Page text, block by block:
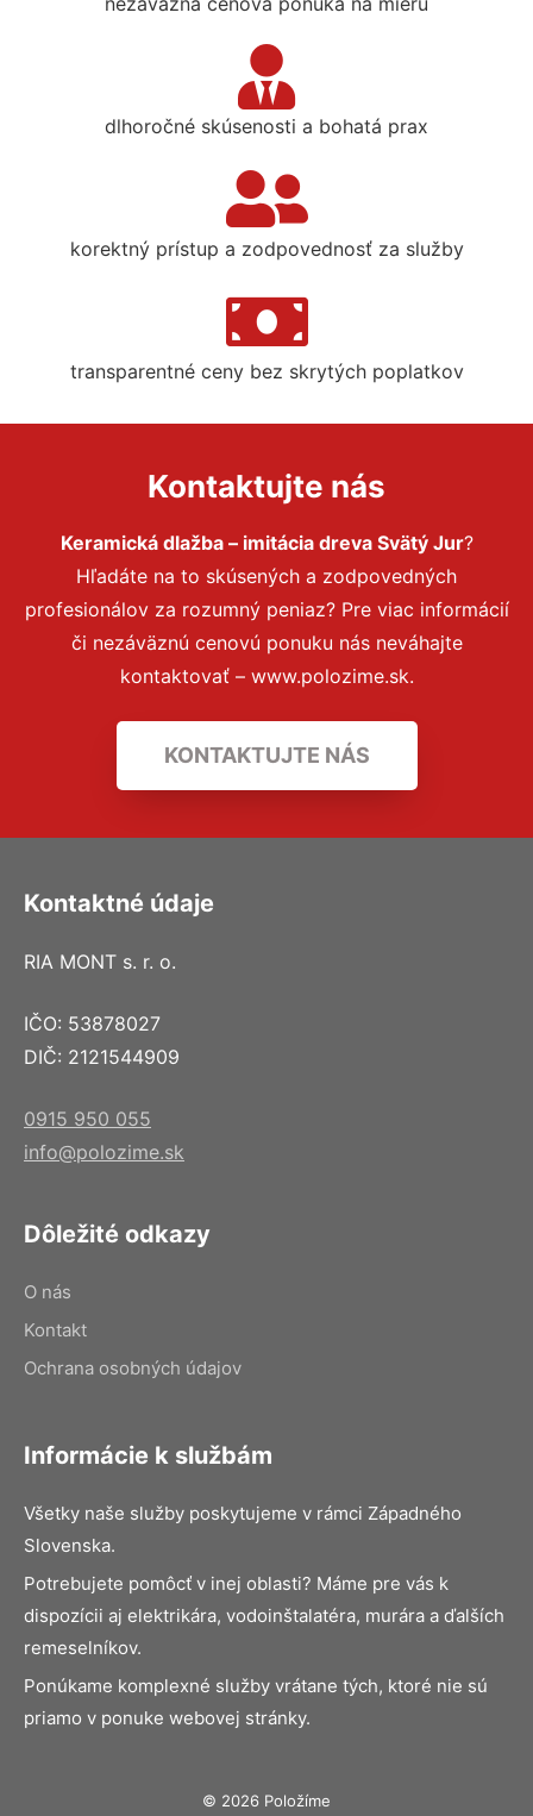
dlhoročné skúsenosti a bohatá prax
korektný prístup a zodpovednosť za služby
transparentné ceny bez skrytých poplatkov
Kontaktujte nás
Keramická dlažba – imitácia dreva Svätý Jur?
Hľadáte na to skúsených a zodpovedných
profesionálov za rozumný peniaz? Pre viac informácií
či nezáväznú cenovú ponuku nás neváhajte
kontaktovať – www.polozime.sk.
KONTAKTUJTE NÁS
Kontaktné údaje
RIA MONT s. r. o.
IČO: 53878027
DIČ: 2121544909
0915 950 055
info@polozime.sk
Dôležité odkazy
O nás
Kontakt
Ochrana osobných údajov
Informácie k službám
Všetky naše služby poskytujeme v rámci Západného
Slovenska.
Potrebujete pomôcť v inej oblasti? Máme pre vás k
dispozícii aj elektrikára, vodoinštalatéra, murára a ďalších
remeselníkov.
Ponúkame komplexné služby vrátane tých, ktoré nie sú
priamo v ponuke webovej stránky.
© 2026 Položíme